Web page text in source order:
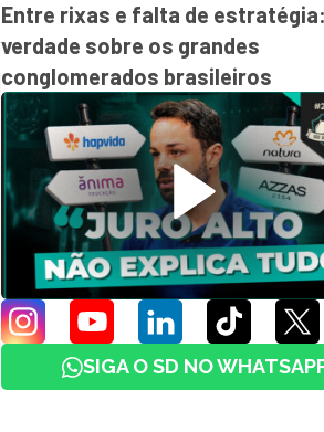
Entre rixas e falta de
verdade sobre os grandes
conglomerados brasileiros
SIGA O SD NO